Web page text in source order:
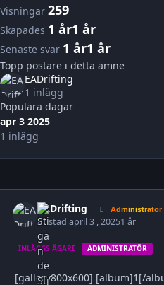
Visningar 259
Skapades 1 år1 år
Senaste svar 1 år1 år
Topp postare i detta ämne
EADrifting
1 inlägg
Populära dagar
apr 3 2025
1 inlägg
Expandera ämnes överblick
EADrifting Administratör
Postadapril 3 , 20251 år
INLÄGGS ÄGARE ADMINISTRATÖR
[gallery800x600] [album]1[/